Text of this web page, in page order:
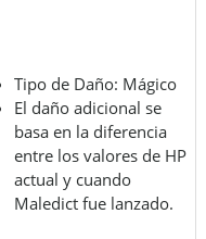
Tipo de Daño: Mágico
El daño adicional se
basa en la diferencia
entre los valores de HP
actual y cuando
Maledict fue lanzado.